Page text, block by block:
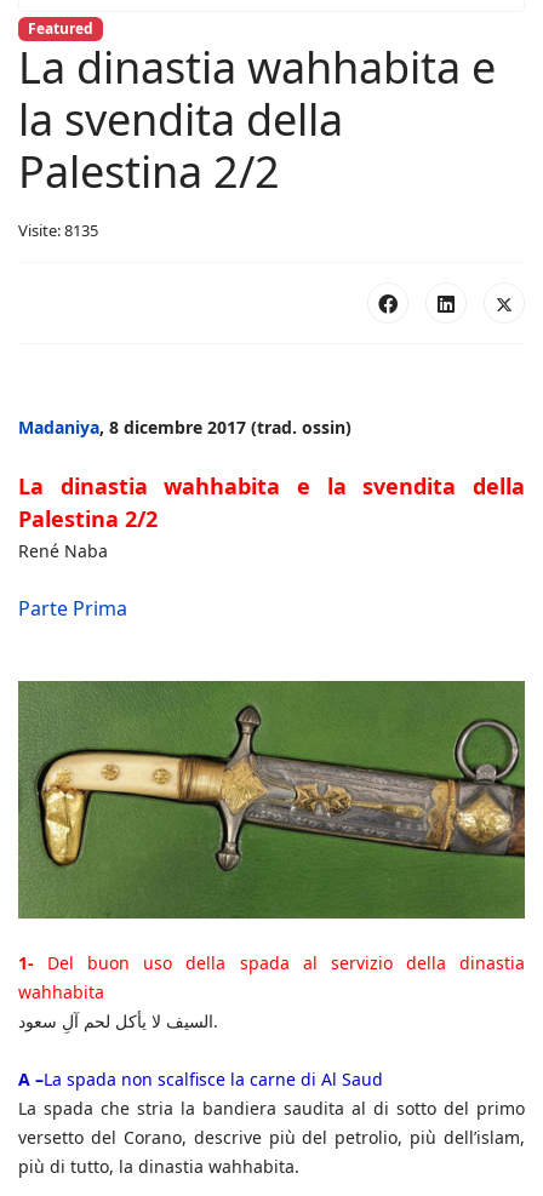
Featured
La dinastia wahhabita e
la svendita della
Palestina 2/2
Visite: 8135
Madaniya, 8 dicembre 2017 (trad. ossin)
La dinastia wahhabita e la svendita della
Palestina 2/2
René Naba
Parte Prima
1- Del buon uso della spada al servizio della dinastia
wahhabita
السيف لا يأكل لحم آلِ سعود.
A –La spada non scalfisce la carne di Al Saud
La spada che stria la bandiera saudita al di sotto del primo
versetto del Corano, descrive più del petrolio, più dell’islam,
più di tutto, la dinastia wahhabita.